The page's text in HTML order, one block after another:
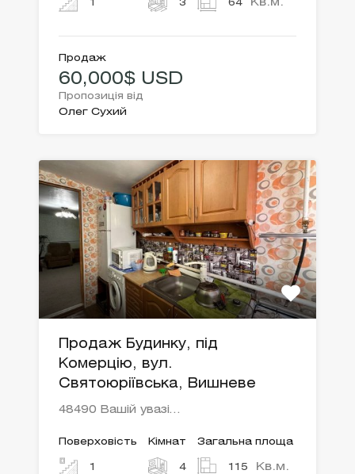
1 3 64 Кв.м.
Продаж
60,000$ USD
Пропозиція від
Олег Сухий
Продаж Будинку, під
Комерцію, вул.
Святоюріївська, Вишневе
48490 Вашій увазі…
Поверховість
1
Кімнат
4
Загальна площа
115 Кв.м.